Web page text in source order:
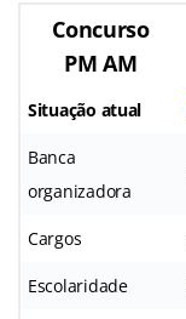
Concurso
PM AM
Situação atual
Banca
organizadora
Cargos
Escolaridade